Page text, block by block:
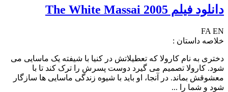
دانلود فیلم The White Massai 2005
FA EN
خلاصه داستان :
دختری به نام کارولا که تعطیلاتش در کنیا با شیفته یک ماسایی می
شود. کارولا تصمیم می گیرد دوست پسرش را ترک کند تا با
معشوقش بماند. در آنجا، او باید با شیوه زندگی ماسایی ها سازگار
شود و شما را ...